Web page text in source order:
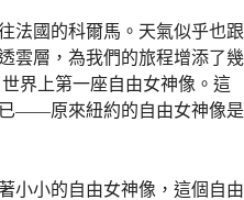
法國的科爾馬。天氣似乎也跟
雲層，為我們的旅程增添了幾
界上第一座自由女神像。這
——原來紐約的自由女神像是
小小的自由女神像，這個自由